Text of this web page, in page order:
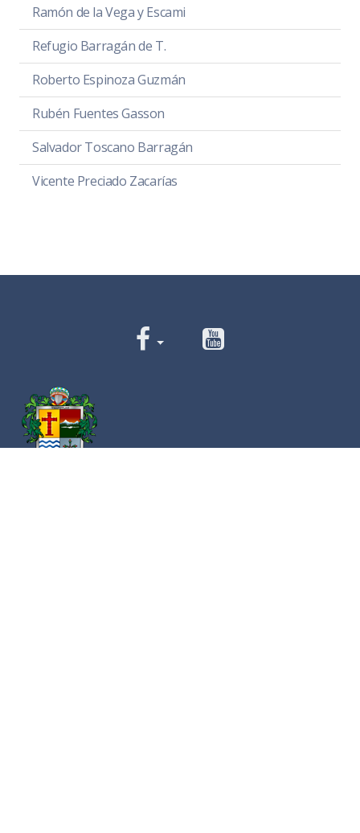
Ramón de la Vega y Escami
Refugio Barragán de T.
Roberto Espinoza Guzmán
Rubén Fuentes Gasson
Salvador Toscano Barragán
Vicente Preciado Zacarías